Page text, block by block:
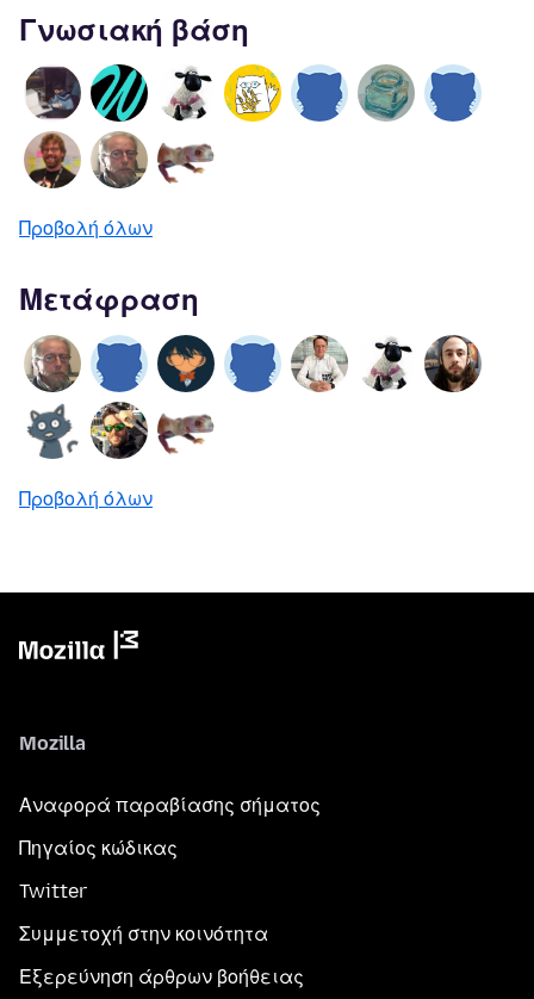
Γνωσιακή βάση
Προβολή όλων
Μετάφραση
Προβολή όλων
Mozilla
Αναφορά παραβίασης σήματος
Πηγαίος κώδικας
Twitter
Συμμετοχή στην κοινότητα
Εξερεύνηση άρθρων βοήθειας